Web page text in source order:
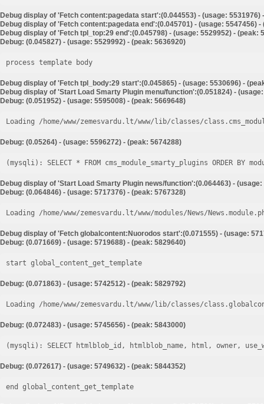
Debug display of 'Fetch content:pagedata start':(0.044553) - (usage: 5531976)
Debug display of 'Fetch content:pagedata end':(0.045701) - (usage: 5547456) -
Debug display of 'Fetch tpl_top:29 end':(0.045798) - (usage: 5529952) - (peak:
Debug: (0.045827) - (usage: 5529992) - (peak: 5636920)
process template body
Debug display of 'Fetch tpl_body:29 start':(0.045865) - (usage: 5530696) -
Debug display of 'Start Load Smarty Plugin menu/function':(0.051824) -
Debug: (0.051952) - (usage: 5595008) - (peak: 5669648)
Loading /home/www/zemesvardu.lt/www/lib/classes/
Debug: (0.05264) - (usage: 5596272) - (peak: 5674288)
Debug display of 'Start Load Smarty Plugin news/function':(0.064463) -
Debug: (0.064846) - (usage: 5717376) - (peak: 5767328)
Loading /home/www/zemesvardu.lt/www/modules/News/
Debug display of 'Fetch globalcontent:Nuorodos start':(0.071555) - (usage:
Debug: (0.071669) - (usage: 5719688) - (peak: 5829640)
start global_content_get_template
Debug: (0.071863) - (usage: 5742512) - (peak: 5829792)
Loading /home/www/zemesvardu.lt/www/lib/classes/
Debug: (0.072483) - (usage: 5745656) - (peak: 5843000)
Debug: (0.072617) - (usage: 5749632) - (peak: 5844352)
end global_content_get_template